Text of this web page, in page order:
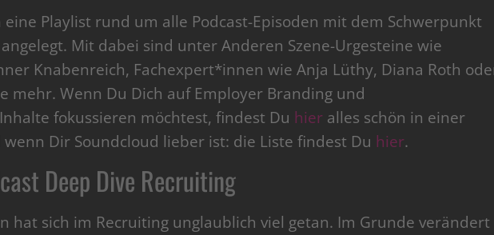
eine Playlist rund um alle Podcast-Episoden mit dem Schwerpunkt
Mit dabei sind unter Anderen Szene-Urgesteine wie
Knabenreich, Fachexpert*innen wie Anja Lüthy, Diana Roth
mehr. Wenn Du Dich auf Employer Branding und
fokussieren möchtest, findest Du hier alles schön in einer
wenn Dir Soundcloud lieber ist: die Liste findest Du hier.
Deep Dive Recruiting
hat sich im Recruiting unglaublich viel getan. Im Grunde verändert